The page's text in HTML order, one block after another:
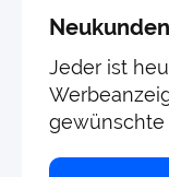
Jeder ist
gewünschte